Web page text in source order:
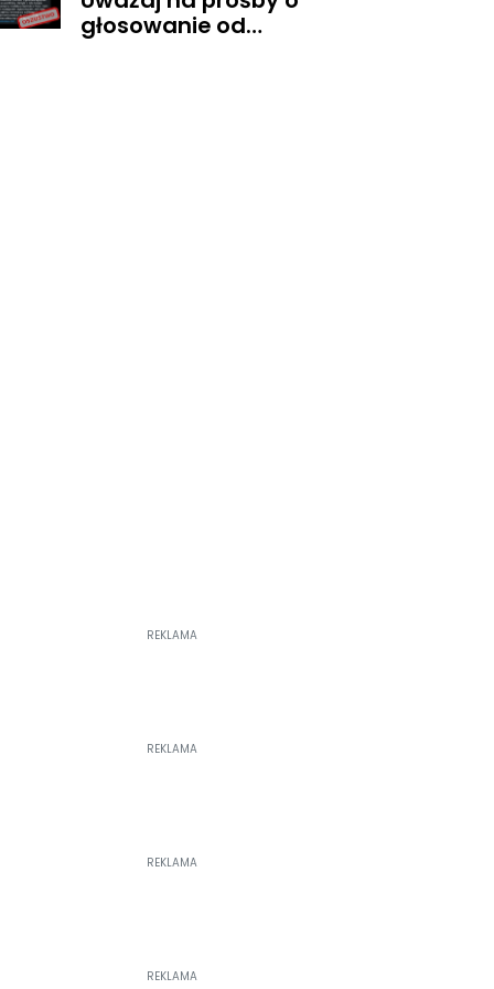
głosowanie od
REKLAMA
REKLAMA
REKLAMA
REKLAMA